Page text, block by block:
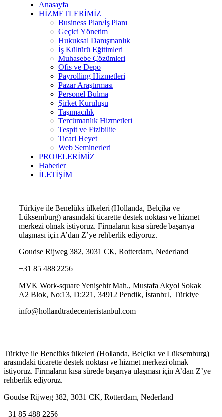
Anasayfa
HİZMETLERİMİZ
Business Plan/İş Planı
Geçici Yönetim
Hukuksal Danışmanlık
İş Kültürü Eğitimleri
Muhasebe Çözümleri
Ofis ve Depo
Payrolling Hizmetleri
Pazar Araştırması
Personel Bulma
Şirket Kuruluşu
Taşımacılık
Tercümanlık Hizmetleri
Tespit ve Fizibilite
Ticari Heyet
Web Seminerleri
PROJELERİMİZ
Haberler
İLETİŞİM
Türkiye ile Benelüks ülkeleri (Hollanda, Belçika ve
Lüksemburg) arasındaki ticarette destek noktası ve hizmet
merkezi olmak istiyoruz. Firmaların kısa sürede başarıya
ulaşması için A’dan Z’ye rehberlik ediyoruz.
Goudse Rijweg 382, 3031 CK, Rotterdam, Nederland
+31 85 488 2256
MVK Work-square Yenişehir Mah., Mustafa Akyol Sokak
A2 Blok, No:13, D:221, 34912 Pendik, İstanbul, Türkiye
info@hollandtradecenteristanbul.com
Türkiye ile Benelüks ülkeleri (Hollanda, Belçika ve Lüksemburg)
arasındaki ticarette destek noktası ve hizmet merkezi olmak
istiyoruz. Firmaların kısa sürede başarıya ulaşması için A’dan Z’ye
rehberlik ediyoruz.
Goudse Rijweg 382, 3031 CK, Rotterdam, Nederland
+31 85 488 2256